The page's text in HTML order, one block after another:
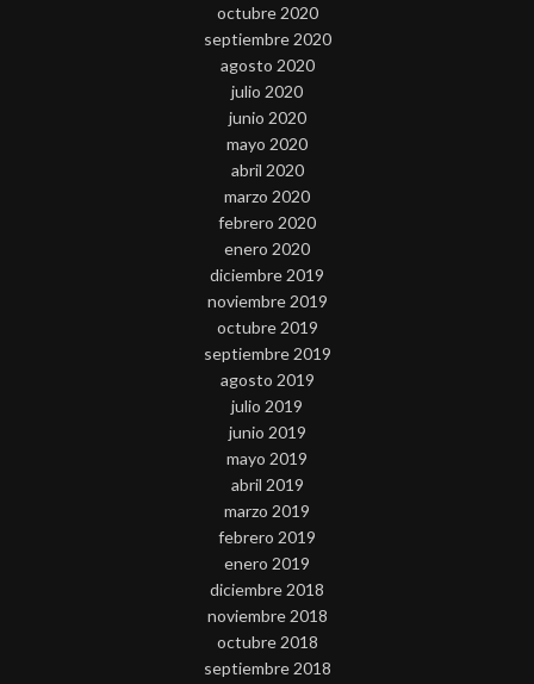
octubre 2020
septiembre 2020
agosto 2020
julio 2020
junio 2020
mayo 2020
abril 2020
marzo 2020
febrero 2020
enero 2020
diciembre 2019
noviembre 2019
octubre 2019
septiembre 2019
agosto 2019
julio 2019
junio 2019
mayo 2019
abril 2019
marzo 2019
febrero 2019
enero 2019
diciembre 2018
noviembre 2018
octubre 2018
septiembre 2018